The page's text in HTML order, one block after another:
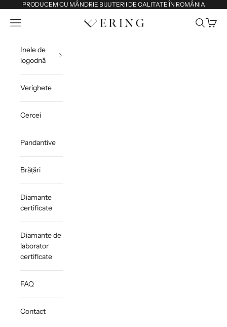
Sari la conținutPRODUCEM CU MÂNDRIE BIJUTERII DE CALITATE ÎN ROMÂNIA
Ering
Deschide meniul de navigare Deschide
Inele de
logodnă
Verighete
Cercei
Pandantive
Brățări
Diamante
certificate
Diamante de
laborator
certificate
FAQ
Contact